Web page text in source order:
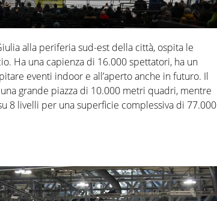
alla periferia sud-est della città, ospita le
Ha una capienza di 16.000 spettatori, ha un
eventi indoor e all’aperto anche in futuro. Il
grande piazza di 10.000 metri quadri, mentre
8 livelli per una superficie complessiva di 77.000